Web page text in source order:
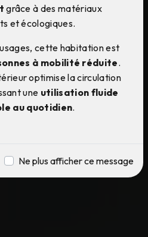
grâce à des matériaux
et écologiques.
cette habitation est
à mobilité réduite.
optimise la circulation
une utilisation fluide
au quotidien.
Ne plus afficher ce message